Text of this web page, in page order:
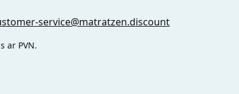
service@matratzen.discount
ar PVN.